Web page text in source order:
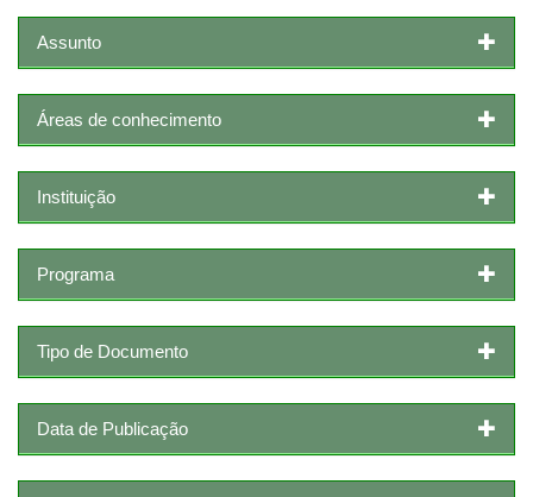
Assunto
Áreas de conhecimento
Instituição
Programa
Tipo de Documento
Data de Publicação